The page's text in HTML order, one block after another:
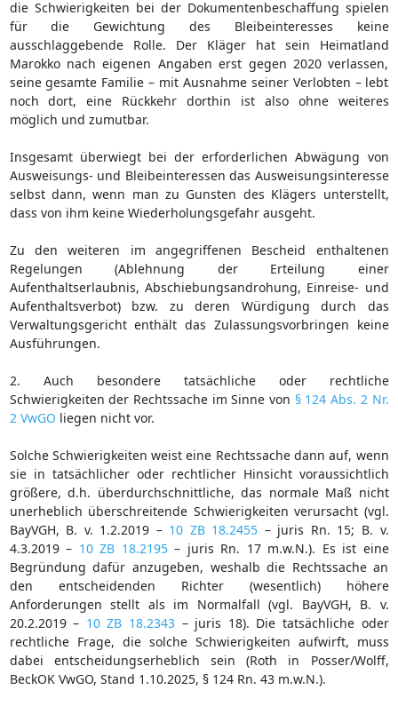
die Schwierigkeiten bei der Dokumentenbeschaffung spielen
für die Gewichtung des Bleibeinteresses keine
ausschlaggebende Rolle. Der Kläger hat sein Heimatland
Marokko nach eigenen Angaben erst gegen 2020 verlassen,
seine gesamte Familie – mit Ausnahme seiner Verlobten – lebt
noch dort, eine Rückkehr dorthin ist also ohne weiteres
möglich und zumutbar.
Insgesamt überwiegt bei der erforderlichen Abwägung von
Ausweisungs- und Bleibeinteressen das Ausweisungsinteresse
selbst dann, wenn man zu Gunsten des Klägers unterstellt,
dass von ihm keine Wiederholungsgefahr ausgeht.
Zu den weiteren im angegriffenen Bescheid enthaltenen
Regelungen (Ablehnung der Erteilung einer
Aufenthaltserlaubnis, Abschiebungsandrohung, Einreise- und
Aufenthaltsverbot) bzw. zu deren Würdigung durch das
Verwaltungsgericht enthält das Zulassungsvorbringen keine
Ausführungen.
2. Auch besondere tatsächliche oder rechtliche
Schwierigkeiten der Rechtssache im Sinne von § 124 Abs. 2 Nr.
2 VwGO liegen nicht vor.
Solche Schwierigkeiten weist eine Rechtssache dann auf, wenn
sie in tatsächlicher oder rechtlicher Hinsicht voraussichtlich
größere, d.h. überdurchschnittliche, das normale Maß nicht
unerheblich überschreitende Schwierigkeiten verursacht (vgl.
BayVGH, B. v. 1.2.2019 – 10 ZB 18.2455 – juris Rn. 15; B. v.
4.3.2019 – 10 ZB 18.2195– juris Rn. 17 m.w.N.). Es ist eine
Begründung dafür anzugeben, weshalb die Rechtssache an
den entscheidenden Richter (wesentlich) höhere
Anforderungen stellt als im Normalfall (vgl. BayVGH, B. v.
20.2.2019 – 10 ZB 18.2343– juris 18). Die tatsächliche oder
rechtliche Frage, die solche Schwierigkeiten aufwirft, muss
dabei entscheidungserheblich sein (Roth in Posser/Wolff,
BeckOK VwGO, Stand 1.10.2025, § 124 Rn. 43 m.w.N.).